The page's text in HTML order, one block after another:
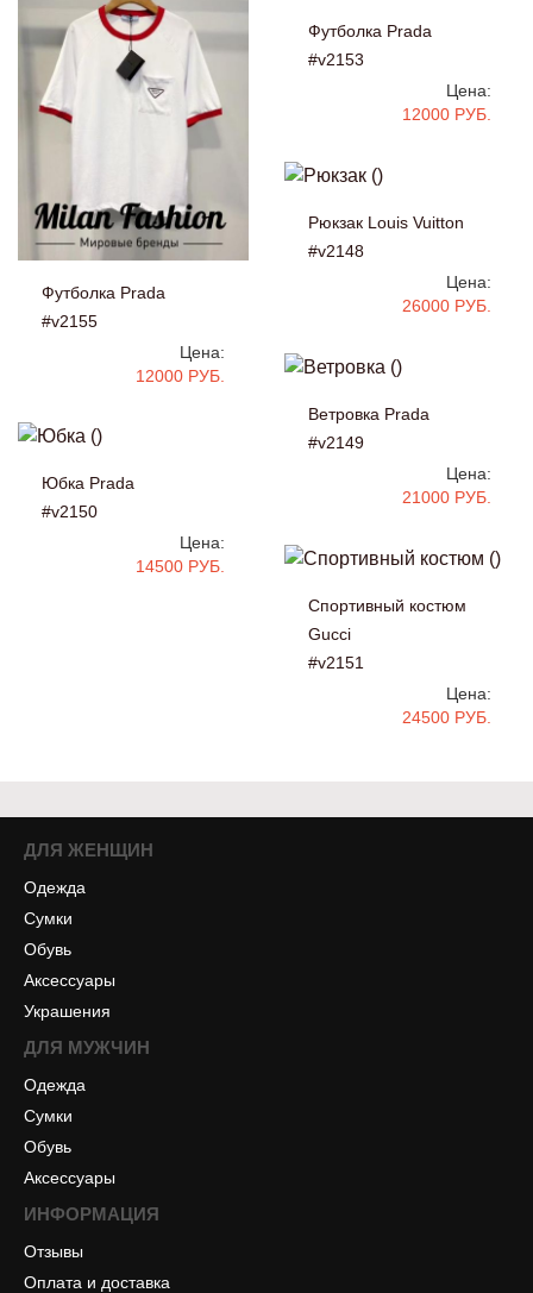
Футболка Prada
#v2155
Цена:
12000 РУБ.
Футболка Prada
#v2153
Цена:
12000 РУБ.
Рюкзак Louis Vuitton
#v2148
Цена:
26000 РУБ.
Ветровка Prada
#v2149
Цена:
21000 РУБ.
Юбка Prada
#v2150
Цена:
14500 РУБ.
Спортивный костюм
Gucci
#v2151
Цена:
24500 РУБ.
ДЛЯ ЖЕНЩИН
Одежда
Сумки
Обувь
Аксессуары
Украшения
ДЛЯ МУЖЧИН
Одежда
Сумки
Обувь
Аксессуары
ИНФОРМАЦИЯ
Отзывы
Оплата и доставка